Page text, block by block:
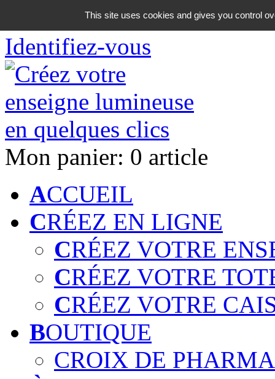
06 18 42 08 59
Identifiez-vous
Mon panier: 0 article
ACCUEIL
CRÉEZ EN LIGNE
CRÉEZ VOTRE
CRÉEZ VOTRE
CRÉEZ VOTRE
BOUTIQUE
CROIX DE
This site uses cookies and gives you control